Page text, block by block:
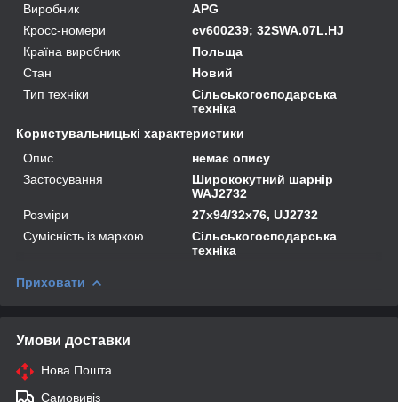
Виробник
APG
Кросс-номери
cv600239; 32SWA.07L.HJ
Країна виробник
Польща
Стан
Новий
Тип техніки
Сільськогосподарська
техніка
Користувальницькі характеристики
Опис
немає опису
Застосування
Ширококутний шарнір
WAJ2732
Розміри
27x94/32x76, UJ2732
Сумісність із маркою
Сільськогосподарська
техніка
Приховати
Умови доставки
Нова Пошта
Самовивіз